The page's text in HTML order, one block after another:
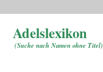
Adelslexikon
(Suche nach Namen ohne Titel)